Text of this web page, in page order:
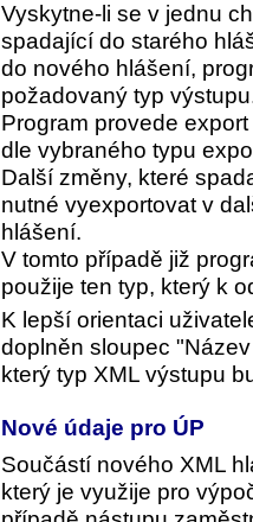
Vyskytne-li se v jednu
spadající do starého
do nového hlášení,
požadovaný typ
Program provede
dle vybraného typu
Další změny, které
nutné vyexportovat v
hlášení.
V tomto případě již
použije ten typ, který k
K lepší orientaci
doplněn sloupec
který typ XML výstupu
Nové údaje pro ÚP
Součástí nového XML
který je využije pro